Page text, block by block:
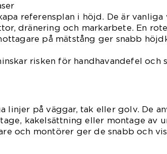
referensplan i höjd. De är vanliga
dränering och markarbete. En
på mätstång ger snabb
risken för handhavandefel och
linjer på väggar, tak eller golv. De
kakelsättning eller montage av
och montörer ger de snabb och